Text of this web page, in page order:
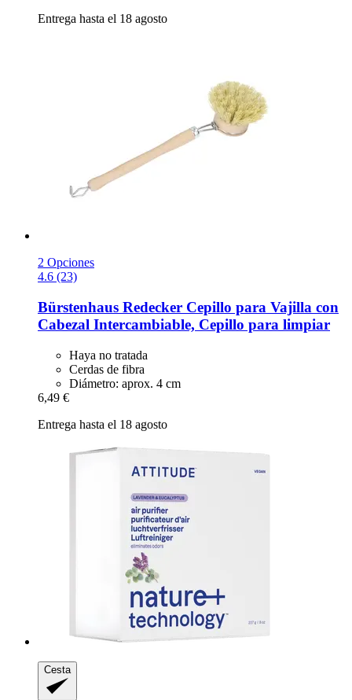
Entrega hasta el 18 agosto
2 Opciones
4.6 (23)
Bürstenhaus Redecker Cepillo para Vajilla con
Cabezal Intercambiable, Cepillo para limpiar
Haya no tratada
Cerdas de fibra
Diámetro: aprox. 4 cm
6,49 €
Entrega hasta el 18 agosto
Cesta